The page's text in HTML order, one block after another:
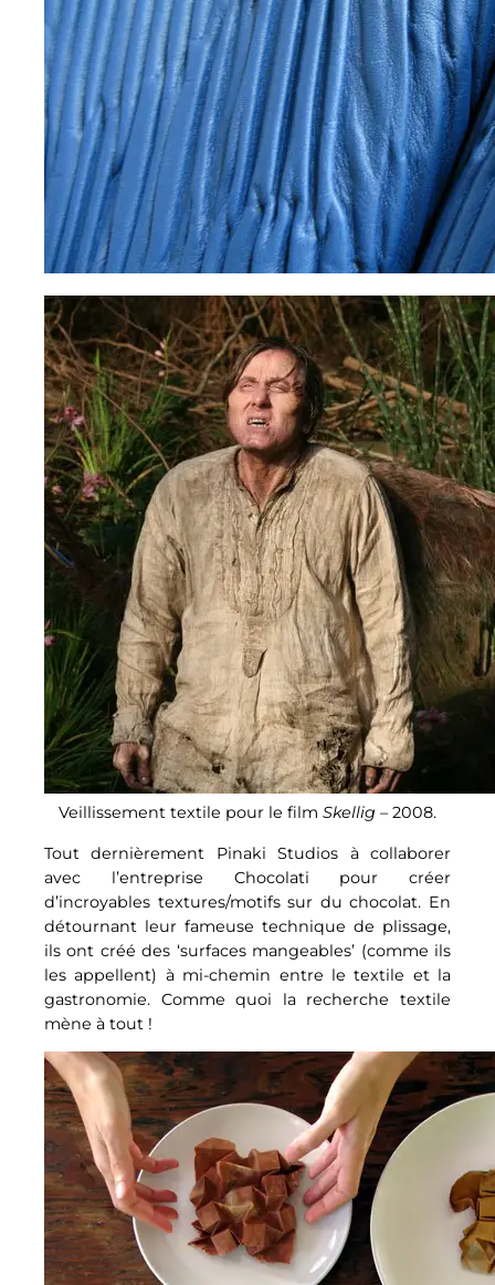
Veillissement textile pour le film Skellig – 2008.
Tout dernièrement Pinaki Studios à collaborer
avec l’entreprise Chocolati pour créer
d’incroyables textures/motifs sur du chocolat. En
détournant leur fameuse technique de plissage,
ils ont créé des ‘surfaces mangeables’ (comme ils
les appellent) à mi-chemin entre le textile et la
gastronomie. Comme quoi la recherche textile
mène à tout !